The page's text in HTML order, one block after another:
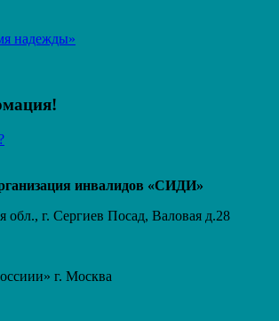
надежды»
инвалидов «СИДИ»
обл., г. Сергиев Посад, Валовая д.28
г. Москва